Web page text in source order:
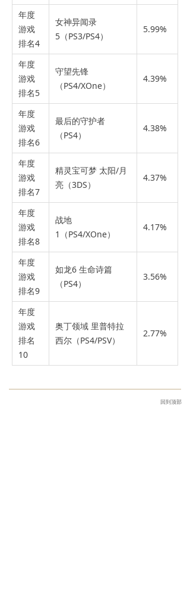
年度
游戏
排名4
女神异闻录
5（PS3/PS4）
5.99%
年度
游戏
排名5
守望先锋
（PS4/XOne）
4.39%
年度
游戏
排名6
最后的守护者
（PS4）
4.38%
年度
游戏
排名7
精灵宝可梦 太阳/月
亮（3DS）
4.37%
年度
游戏
排名8
战地
1（PS4/XOne）
4.17%
年度
游戏
排名9
如龙6 生命诗篇
（PS4）
3.56%
年度
游戏
排名
10
奥丁领域 里普特拉
西尔（PS4/PSV）
2.77%
回到顶部